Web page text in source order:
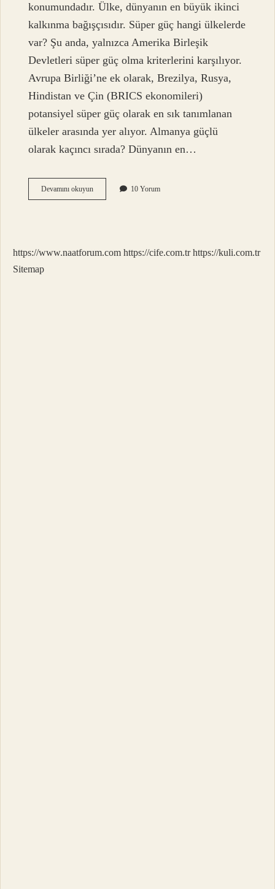
konumundadır. Ülke, dünyanın en büyük ikinci
kalkınma bağışçısıdır. Süper güç hangi ülkelerde
var? Şu anda, yalnızca Amerika Birleşik
Devletleri süper güç olma kriterlerini karşılıyor.
Avrupa Birliği’ne ek olarak, Brezilya, Rusya,
Hindistan ve Çin (BRICS ekonomileri)
potansiyel süper güç olarak en sık tanımlanan
ülkeler arasında yer alıyor. Almanya güçlü
olarak kaçıncı sırada? Dünyanın en…
Devamını okuyunAlmanya
Süper
10 Yorum
https://www.naatforum.com https://cife.com.tr https://kuli.com.tr
Sitemap